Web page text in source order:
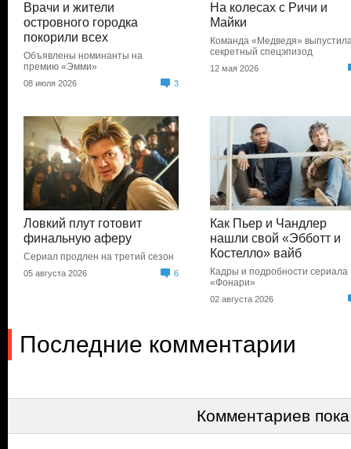
Врачи и жители
островного городка
покорили всех
Объявлены номинанты на
премию «Эмми»
08 июля 2026 3
На колесах с Ричи и
Майки
Команда «Медведя»
секретный спецэпизод
12 мая 2026
Ловкий плут готовит
финальную аферу
Сериал продлен на третий сезон
05 августа 2026 6
Как Пьер и Чандлер
нашли свой «Эбботт и
Костелло» вайб
Кадры и подробности сериала
«Фонари»
02 августа 2026
Последние комментарии
Комментариев